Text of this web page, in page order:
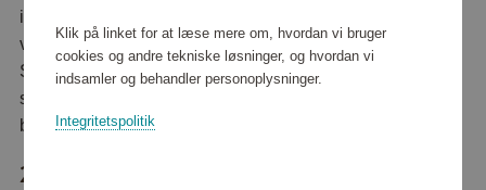
indløse sine Scandic Friends-point ved at give bidrag til
velgørenhed eller til andre institutioner i Scandic Friends
Shop. Ved bidrag til velgørenhed i Scandic Friends Shop
skal der betales med Scandic Friends-point. Kontant
betaling er ikke mulig.
2. AFTALENS INDGÅELSE OG
Klik på linket for at læse mere om, hvordan vi bruger
cookies og andre tekniske løsninger, og hvordan vi
indsamler og behandler personoplysninger.
Integritetspolitik